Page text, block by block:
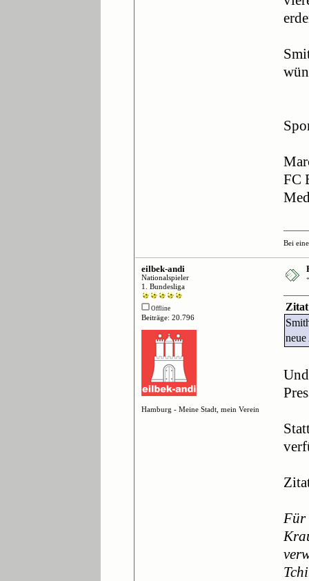
FC
Bei
eilbek-andi
Nationalspieler
1. Bundesliga
Offline
Beiträge: 20.796
Hamburg - Meine Stadt, mein Verein
Zitat
Für